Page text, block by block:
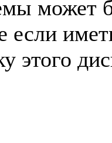
может
этого